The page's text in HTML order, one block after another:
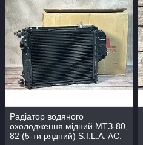
Радіатор водяного
охолодження мідний МТЗ-80,
82 (5-ти рядний) S.I.L.A. AC.